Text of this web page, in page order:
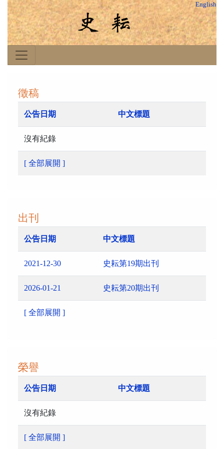
English
徵稿
公告日期 中文標題
沒有紀錄
[ 全部展開 ]
出刊
公告日期 中文標題
2021-12-30 史耘第19期出刊
2026-01-21 史耘第20期出刊
[ 全部展開 ]
榮譽
公告日期 中文標題
沒有紀錄
[ 全部展開 ]